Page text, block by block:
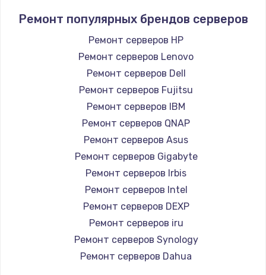
Чистка от пыли
1060 руб.
Заказать
Замена южного моста
2750 руб.
Заказать
Замена контроллера питания
1490 руб.
Заказать
Замена тачпада
1745 руб.
Заказать
Ремонт популярных брендов серверов
Ремонт серверов HP
Ремонт серверов Lenovo
Ремонт серверов Dell
Ремонт серверов Fujitsu
Ремонт серверов IBM
Ремонт серверов QNAP
Ремонт серверов Asus
Ремонт серверов Gigabyte
Ремонт серверов Irbis
Ремонт серверов Intel
Ремонт серверов DEXP
Ремонт серверов iru
Ремонт серверов Synology
Ремонт серверов Dahua